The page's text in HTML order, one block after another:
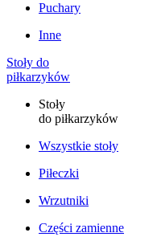
Puchary
Inne
Stoły do
piłkarzyków
Stoły
do piłkarzyków
Wszystkie stoły
Piłeczki
Wrzutniki
Części zamienne